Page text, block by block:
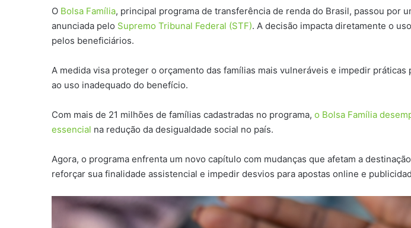
O Bolsa Família, principal programa de transferência de renda do Brasil, passou por
anunciada pelo Supremo Tribunal Federal (STF). A decisão impacta diretamente o
pelos beneficiários.
A medida visa proteger o orçamento das famílias mais vulneráveis e impedir práticas
ao uso inadequado do benefício.
Com mais de 21 milhões de famílias cadastradas no programa, o Bolsa Família
essencial na redução da desigualdade social no país.
Agora, o programa enfrenta um novo capítulo com mudanças que afetam a
reforçar sua finalidade assistencial e impedir desvios para apostas online e